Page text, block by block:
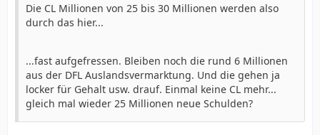
Die CL Millionen von 25 bis 30 Millionen werden also
durch das hier...
...fast aufgefressen. Bleiben noch die rund 6 Millionen
aus der DFL Auslandsvermarktung. Und die gehen ja
locker für Gehalt usw. drauf. Einmal keine CL mehr...
gleich mal wieder 25 Millionen neue Schulden?